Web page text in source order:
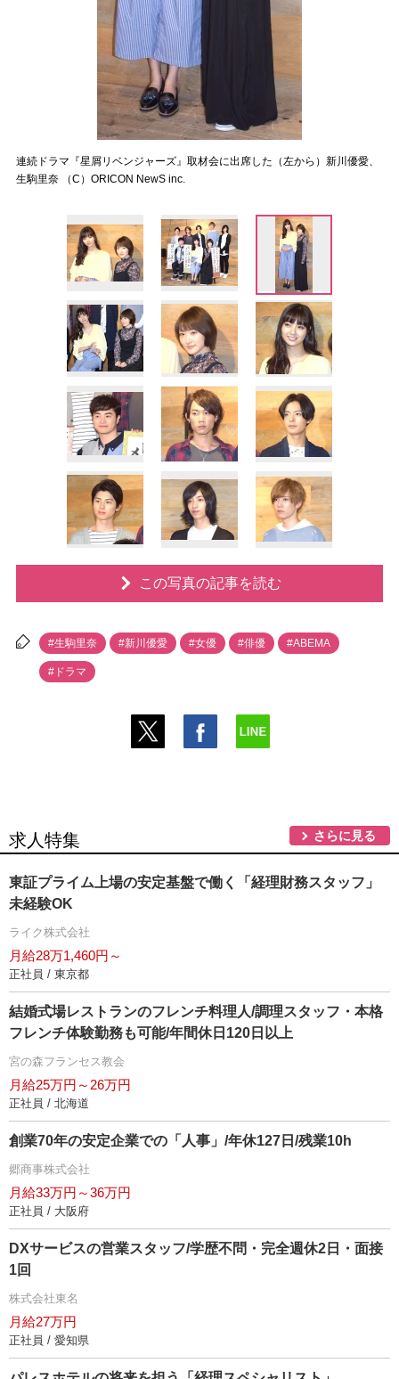
連続ドラマ『星屑リベンジャーズ』取材会に出席した（左から）新川優愛、
生駒里奈 （C）ORICON NewS inc.
この写真の記事を読む
#生駒里奈 #新川優愛 #女優 #俳優 #ABEMA
#ドラマ
求人特集 さらに見る
東証プライム上場の安定基盤で働く「経理財務スタッフ」
未経験OK
ライク株式会社
月給28万1,460円～
正社員 / 東京都
結婚式場レストランのフレンチ料理人/調理スタッフ・本格
フレンチ体験勤務も可能/年間休日120日以上
宮の森フランセス教会
月給25万円～26万円
正社員 / 北海道
創業70年の安定企業での「人事」/年休127日/残業10h
郷商事株式会社
月給33万円～36万円
正社員 / 大阪府
DXサービスの営業スタッフ/学歴不問・完全週休2日・面接
1回
株式会社東名
月給27万円
正社員 / 愛知県